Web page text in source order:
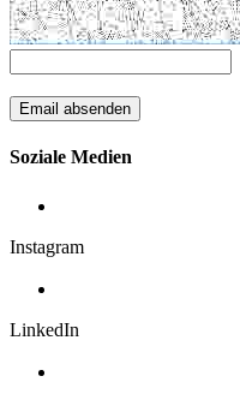
Soziale Medien
Instagram
LinkedIn